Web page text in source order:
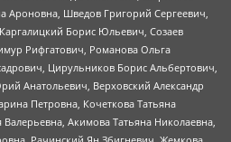
Шведов Григорий Сергеевич,
Борис Юльевич, Созаев
Рифгатович, Романова Ольга
Цирульников Борис Альбертович,
Анатольевич, Верховский Александр
Петровна, Кочеткова Татьяна
Акимова Татьяна Николаевна,